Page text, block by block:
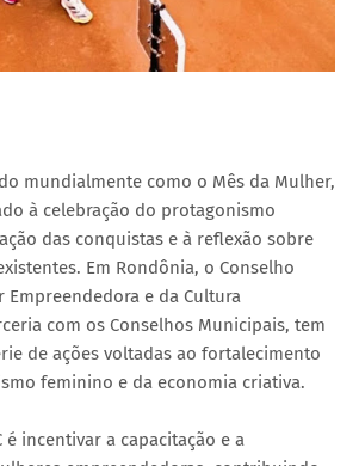
mundialmente como o Mês da Mulher,
à celebração do protagonismo
das conquistas e à reflexão sobre
Em Rondônia, o Conselho
Empreendedora e da Cultura
com os Conselhos Municipais, tem
de ações voltadas ao fortalecimento
feminino e da economia criativa.
é incentivar a capacitação e a